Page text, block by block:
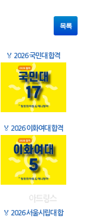
목록
🏅 2026 국민대 합격
🏅 2026 이화여대 합격
🏅 2026 서울시립대 합